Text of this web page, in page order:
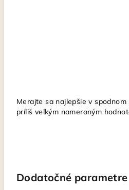
Merajte sa najlepšie v
príliš veľkým nameraným
Dodatočné parametre